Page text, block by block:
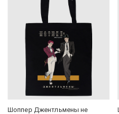
Шоппер Джентльмены не